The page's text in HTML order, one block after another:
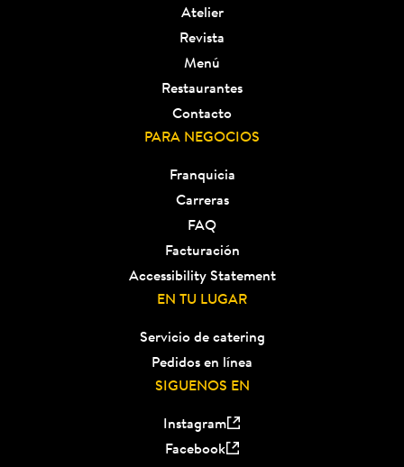
Atelier
Revista
Menú
Restaurantes
Contacto
PARA NEGOCIOS
Franquicia
Carreras
FAQ
Facturación
Accessibility Statement
EN TU LUGAR
Servicio de catering
Pedidos en línea
SIGUENOS EN
Instagram
Facebook